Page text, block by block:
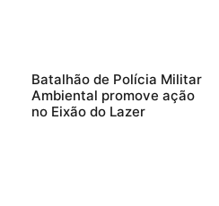
Batalhão de Polícia Militar
Ambiental promove ação
no Eixão do Lazer